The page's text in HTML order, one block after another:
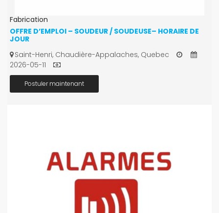
Fabrication
OFFRE D’EMPLOI – SOUDEUR / SOUDEUSE– HORAIRE DE
JOUR
Saint-Henri, Chaudière-Appalaches, Quebec
2026-05-11
Postuler maintenant